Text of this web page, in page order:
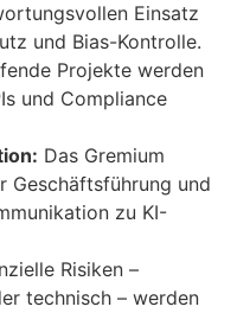
Einsatz
und Bias-Kontrolle.
Projekte werden
und Compliance
Das Gremium
Geschäftsführung und
zu KI-
Risiken –
technisch – werden